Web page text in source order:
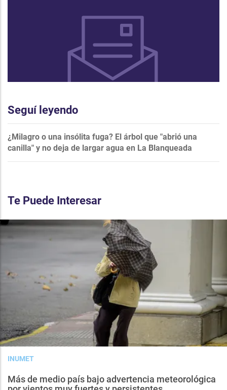
Seguí leyendo
¿Milagro o una insólita fuga? El árbol que "abrió una
canilla" y no deja de largar agua en La Blanqueada
Te Puede Interesar
INUMET
Más de medio país bajo advertencia meteorológica